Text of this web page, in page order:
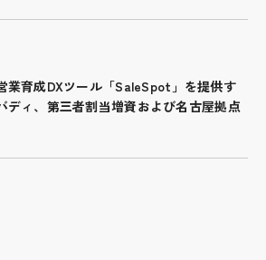
業育成DXツール「SaleSpot」を提供す
ディ、第三者割当増資および名古屋拠点